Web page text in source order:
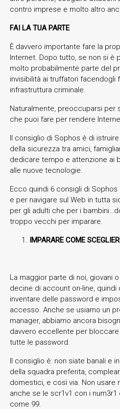
contro imprese e molto altro
FAI LA TUA PARTE
È davvero importante fare la
Internet. Dopo tutto, se non si è
molto probabilmente parte del
invisibilità ai truffatori facendogli
infrastruttura criminale.
Naturalmente, preoccuparsi per
che puoi fare per rendere
Il consiglio di Sophos è di
della sicurezza tra amici,
dedicare tempo e attenzione ai
alle nuove tecnologie.
Ecco quindi 6 consigli di
e per navigare sul Web in tutta
per gli adulti che per i
troppo vecchi per imparare.
IMPARARE COME
La maggior parte di noi, giovani
decine di account on-line,
inventare delle password e
accesso. Anche se usiamo un
manager, abbiamo ancora
davvero eccellente per
tutte le password.
Il consiglio è: non siate banali e
della squadra preferita,
domestici, e così via. Non usare
anche se le scr1v1 con i
come 99.